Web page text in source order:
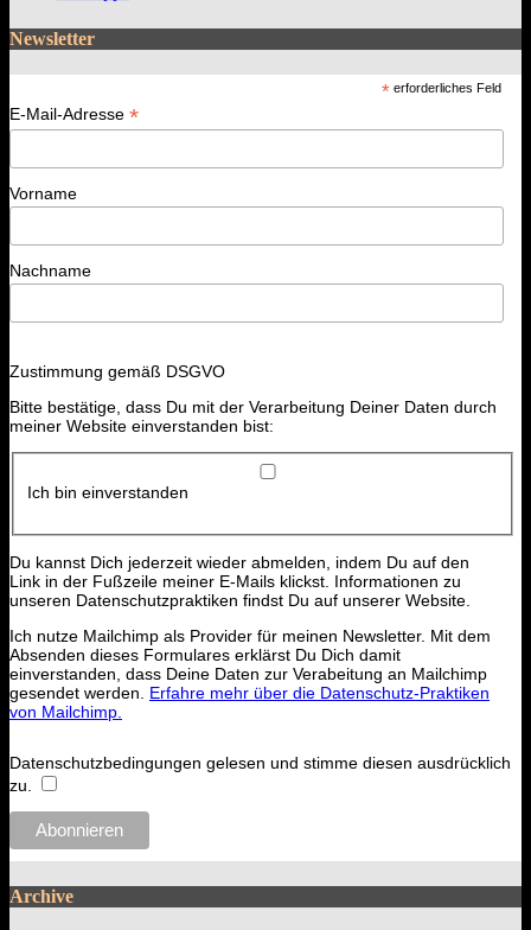
Newsletter
*erforderliches Feld
E-Mail-Adresse *
Vorname
Nachname
Zustimmung gemäß DSGVO
Bitte bestätige, dass Du mit der Verarbeitung Deiner Daten durch
meiner Website einverstanden bist:
Ich bin einverstanden
Du kannst Dich jederzeit wieder abmelden, indem Du auf den
Link in der Fußzeile meiner E-Mails klickst. Informationen zu
unseren Datenschutzpraktiken findst Du auf unserer Website.
Ich nutze Mailchimp als Provider für meinen Newsletter. Mit dem
Absenden dieses Formulares erklärst Du Dich damit
einverstanden, dass Deine Daten zur Verabeitung an Mailchimp
gesendet werden. Erfahre mehr über die Datenschutz-Praktiken
von Mailchimp.
Datenschutzbedingungen gelesen und stimme diesen ausdrücklich
zu.
Archive